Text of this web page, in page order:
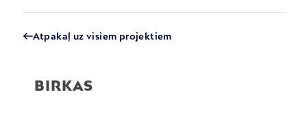
Atpakaļ uz visiem projektiem
BIRKAS